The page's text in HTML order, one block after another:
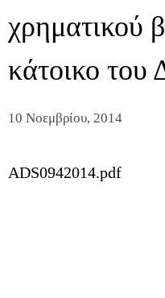
χρηματικού
κάτοικο του
10 Νοεμβρίου, 2014
ADS0942014.pdf